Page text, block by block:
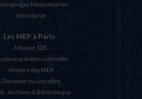
Missionnaires
Volontariat
Les MEP à Paris
Mission 128
et activités culturelles
Histoire des MEP
Discerner ma vocation
: Archives & Bibliothèque